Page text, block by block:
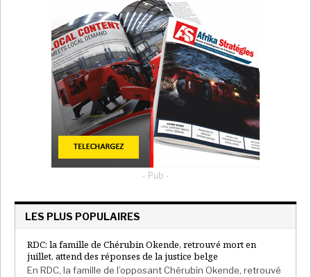
- Pub -
LES PLUS POPULAIRES
RDC: la famille de Chérubin Okende, retrouvé mort en
juillet, attend des réponses de la justice belge
En RDC, la famille de l’opposant Chérubin Okende, retrouvé